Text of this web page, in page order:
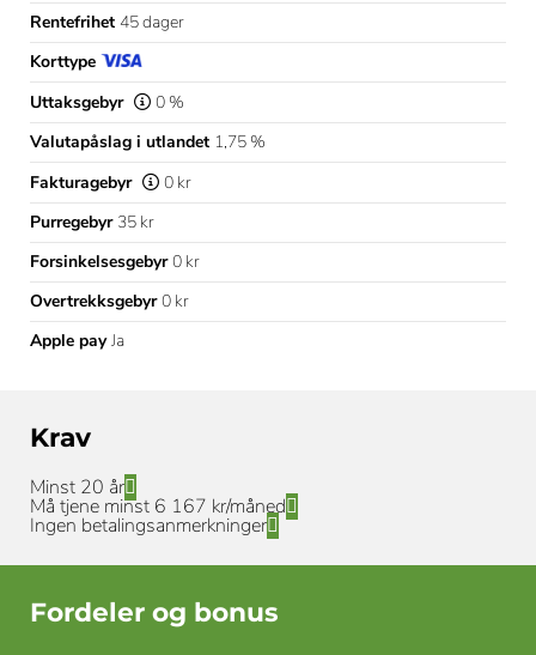
Rentefrihet 45 dager
Korttype
Uttaksgebyr
0 %
Valutapåslag i utlandet 1,75 %
Fakturagebyr
0 kr
Purregebyr 35 kr
Forsinkelsesgebyr0 kr
Overtrekksgebyr0 kr
Apple payJa
Krav
Minst 20 år
Må tjene minst 6 167 kr/måned
Ingen betalingsanmerkninger
Fordeler og bonus